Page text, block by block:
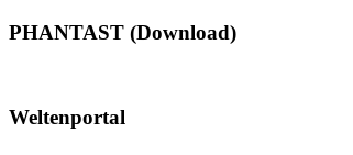
PHANTAST (Download)
Weltenportal